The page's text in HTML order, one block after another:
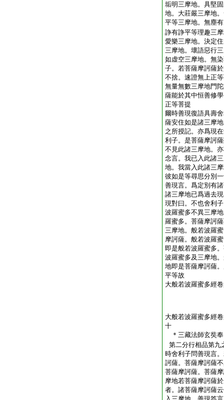
垢明三摩地。具堅
地。大莊嚴三摩地
平等三摩地。無塵
諍有諍平等理趣三
愛樂三摩地。決定
三摩地。壞語惡行
如虚空三摩地。無
子。若菩薩摩訶薩
不捨。速證無上正
無量無數三摩地門
薩能於其中恒善修
正等菩提
爾時善現復語具壽
薩安住如是諸三摩
之所授記。亦爲現
利子。是菩薩摩訶
不見此諸三摩地。
念言。我已入此諸
地。我當入此諸三
彼如是等尋思分別
善現言。爲定別有
諸三摩地已爲過去
現對曰。不也舍利
波羅蜜多不異三摩
羅蜜多。菩薩摩訶
三摩地。般若波羅
摩訶薩。般若波羅
即是般若波羅蜜多
波羅蜜多及三摩地
地即是菩薩摩訶薩
平等故
大般若波羅蜜多經
大般若波羅蜜多經
十
＊三藏法師玄
第二分行相品第九
時舍利子問善現言
訶薩。菩薩摩訶薩
菩薩摩訶薩。菩薩
摩地若菩薩摩訶薩
者。諸菩薩摩訶薩